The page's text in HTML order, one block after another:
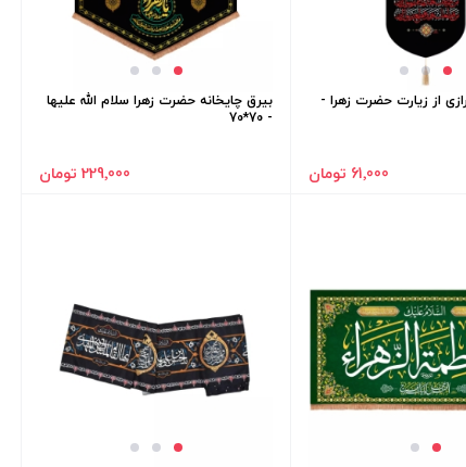
از زیارت حضرت زهرا -
61٬000 تومان
بیرق چایخانه حضرت زهرا سلام الله علیها
- 70*70
229٬000 تومان